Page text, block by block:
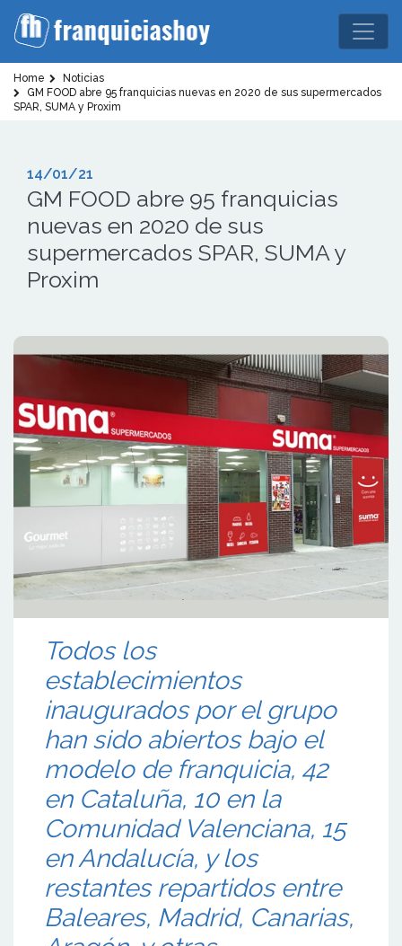
Home
Noticias
GM FOOD abre 95 franquicias nuevas en 2020 de sus supermercados
SPAR, SUMA y Proxim
14/01/21
GM FOOD abre 95 franquicias
nuevas en 2020 de sus
supermercados SPAR, SUMA y
Proxim
Todos los
establecimientos
inaugurados por el grupo
han sido abiertos bajo el
modelo de franquicia, 42
en Cataluña, 10 en la
Comunidad Valenciana, 15
en Andalucía, y los
restantes repartidos entre
Baleares, Madrid, Canarias,